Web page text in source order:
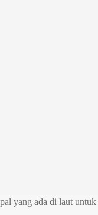
yang ada di laut